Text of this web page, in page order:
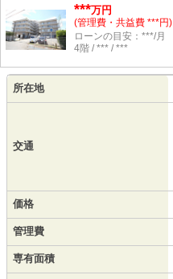
***万円
(管理費・共益費 ***円)
ローンの目安：***/月
4階 / *** / ***
所在地
交通
価格
管理費
専有面積